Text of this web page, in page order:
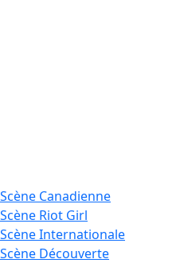
Scène Canadienne
Scène Riot Girl
ScèneInternationale
Scène Découverte